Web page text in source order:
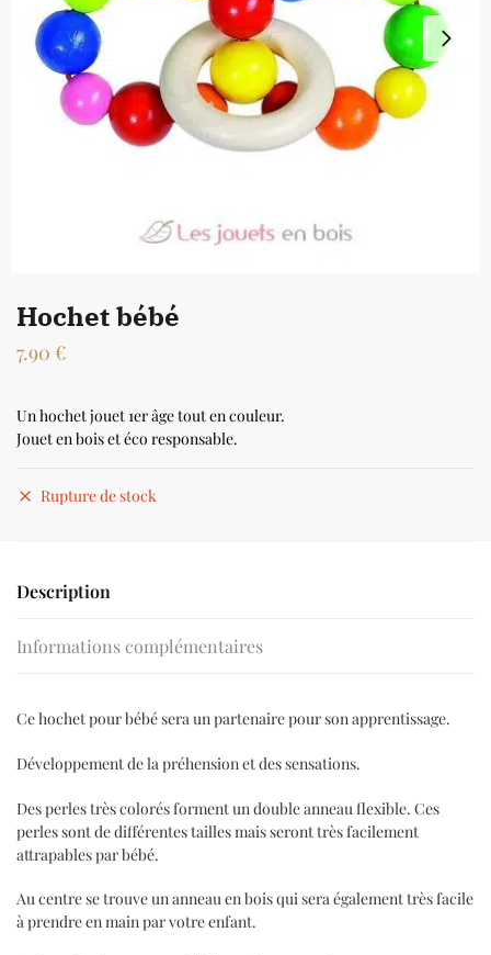
Hochet bébé
7.90 €
Un hochet jouet 1er âge tout en couleur.
Jouet en bois et éco responsable.
Rupture de stock
Description
Informations complémentaires
Ce hochet pour bébé sera un partenaire pour son apprentissage.
Développement de la préhension et des sensations.
Des perles très colorés forment un double anneau flexible. Ces
perles sont de différentes tailles mais seront très facilement
attrapables par bébé.
Au centre se trouve un anneau en bois qui sera également très facile
à prendre en main par votre enfant.